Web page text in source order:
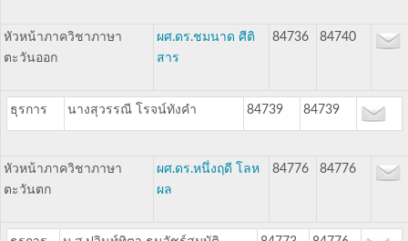
หัวหน้าภาควิชาภาษา
ตะวันออก
ผศ.ดร.ชมนาด ศีติ
สาร
84736 84740
ธุรการ นางสุวรรณี โรจน์ทังคำ 84739 84739
หัวหน้าภาควิชาภาษา
ตะวันตก
ผศ.ดร.หนึ่งฤดี โลห
ผล
84776 84776